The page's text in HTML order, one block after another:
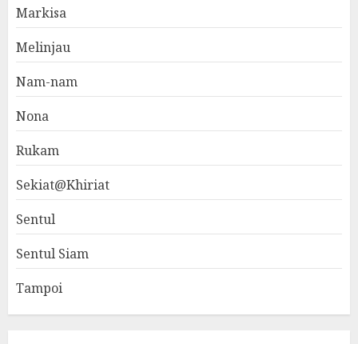
Markisa
Melinjau
Nam-nam
Nona
Rukam
Sekiat@Khiriat
Sentul
Sentul Siam
Tampoi